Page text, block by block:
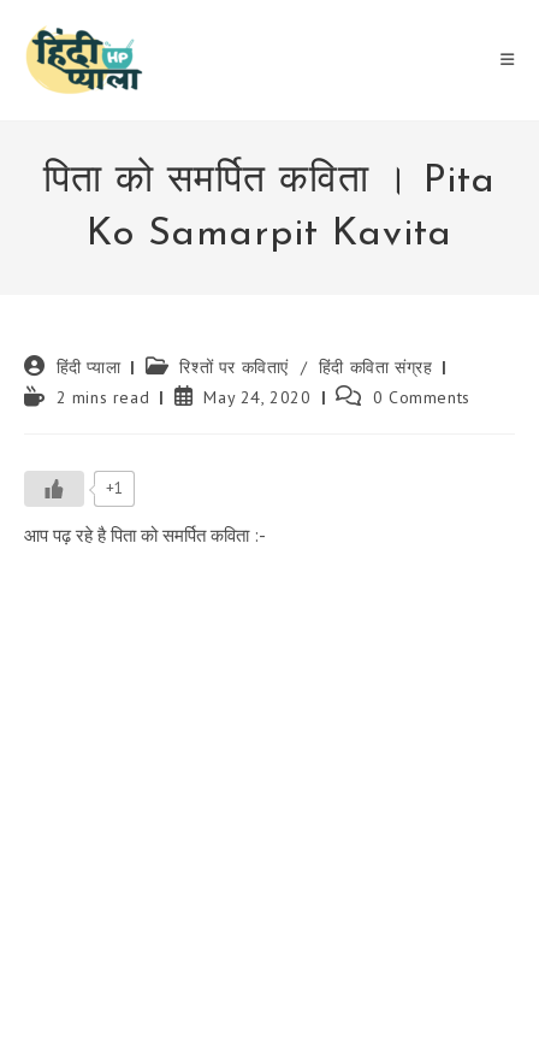
content
पिता को समर्पित कविता । Pita
Ko Samarpit Kavita
Post
author:
हिंदी प्याला
Post
category:
रिश्तों पर कविताएं / हिंदी कविता संग्रह
Reading2 mins read
PostMay 24, 2020
Post 0 Comments
+1
आप पढ़ रहे है पिता को समर्पित कविता :-